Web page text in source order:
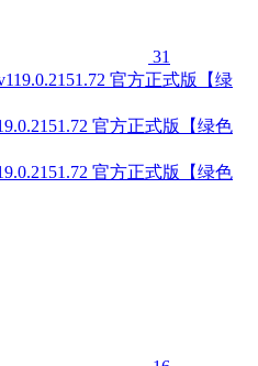
31
官方正式版【绿色
官方正式版【绿色